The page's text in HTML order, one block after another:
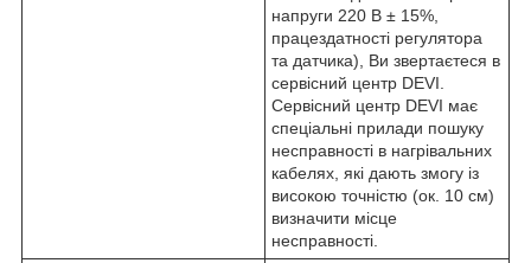
напруги 220 В ± 15%,
працездатності регулятора
та датчика), Ви звертаєтеся в
сервісний центр DEVI.
Сервісний центр DEVI має
спеціальні прилади пошуку
несправності в нагрівальних
кабелях, які дають змогу із
високою точністю (ок. 10 см)
визначити місце
несправності.